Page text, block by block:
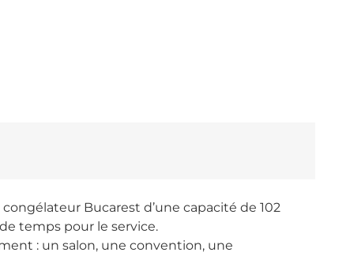
Bucarest d’une capacité de 102
temps pour le service.
: un salon, une convention, une